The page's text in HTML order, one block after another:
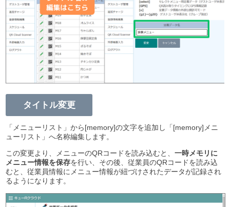
タイトル変更
「メニューリスト」から[memory]の文字を追加し「[memory]メニ
ューリスト」へ名称編集します。
この変更より、メニューのQRコードを読み込むと、一時メモリに
メニュー情報を保存を行い、その後、従業員のQRコードを読み込
むと、従業員情報にメニュー情報が紐づけされたデータが記録され
るようになります。